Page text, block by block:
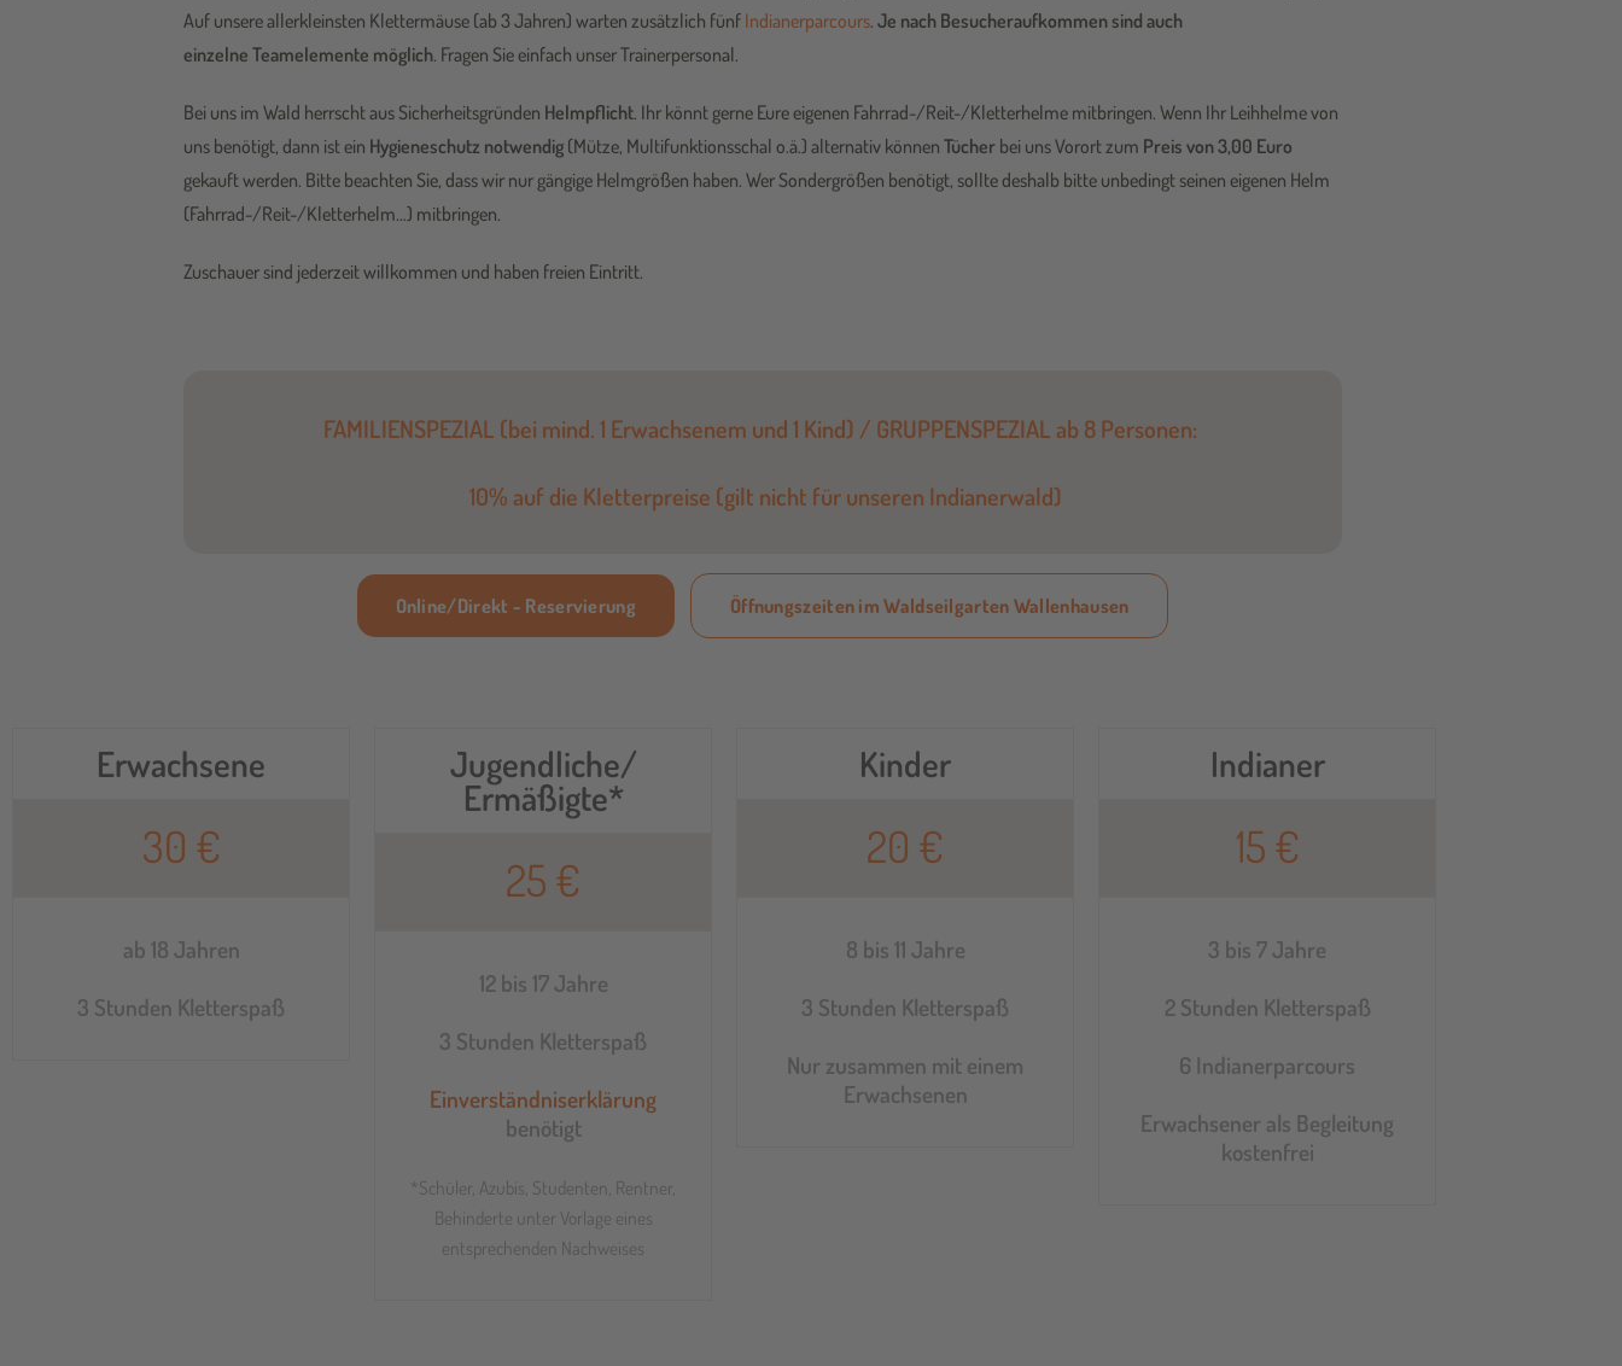
Auf unsere allerkleinsten Klettermäuse (ab 3 Jahren) warten zusätzlich fünf Indianerparcours. Je nach Besucheraufkommen sind auch
einzelne Teamelemente möglich. Fragen Sie einfach unser Trainerpersonal.
Bei uns im Wald herrscht aus Sicherheitsgründen Helmpflicht. Ihr könnt gerne Eure eigenen Fahrrad-/Reit-/Kletterhelme mitbringen. Wenn Ihr Leihhelme von
uns benötigt, dann ist ein Hygieneschutz notwendig (Mütze, Multifunktionsschal o.ä.) alternativ können Tücher bei uns Vorort zum Preis von 3,00 Euro
gekauft werden. Bitte beachten Sie, dass wir nur gängige Helmgrößen haben. Wer Sondergrößen benötigt, sollte deshalb bitte unbedingt seinen eigenen Helm
(Fahrrad-/Reit-/Kletterhelm…) mitbringen.
Zuschauer sind jederzeit willkommen und haben freien Eintritt.
FAMILIENSPEZIAL (bei mind. 1 Erwachsenem und 1 Kind) / GRUPPENSPEZIAL ab 8 Personen:
10% auf die Kletterpreise (gilt nicht für unseren Indianerwald)
Online/Direkt - Reservierung Öffnungszeiten im Waldseilgarten Wallenhausen
Erwachsene
30 €
ab 18 Jahren
3 Stunden Kletterspaß
Jugendliche/
Ermäßigte*
25 €
12 bis 17 Jahre
3 Stunden Kletterspaß
Einverständniserklärung
benötigt
*Schüler, Azubis, Studenten, Rentner,
Behinderte unter Vorlage eines
entsprechenden Nachweises
Kinder
20 €
8 bis 11 Jahre
3 Stunden Kletterspaß
Nur zusammen mit einem
Erwachsenen
Indianer
15 €
3 bis 7 Jahre
2 Stunden Kletterspaß
6 Indianerparcours
Erwachsener als Begleitung
kostenfrei